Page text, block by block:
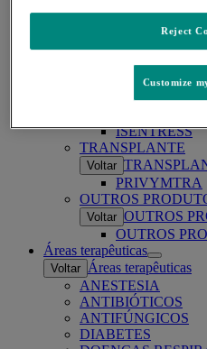
GARDASIL 9
PROQUAD
ROTATEQ
VIROLOGIA
ISENTRESS
TRANSPLANTE
Voltar
PRIVYMTRA
OUTROS
Voltar OUTROS
OUTROS
Áreas terapêuticas
Open
submenu
Voltar Áreas terapêuticas
ANESTESIA
ANTIBIÓTICOS
ANTIFÚNGICOS
DIABETES
Reject
Customize